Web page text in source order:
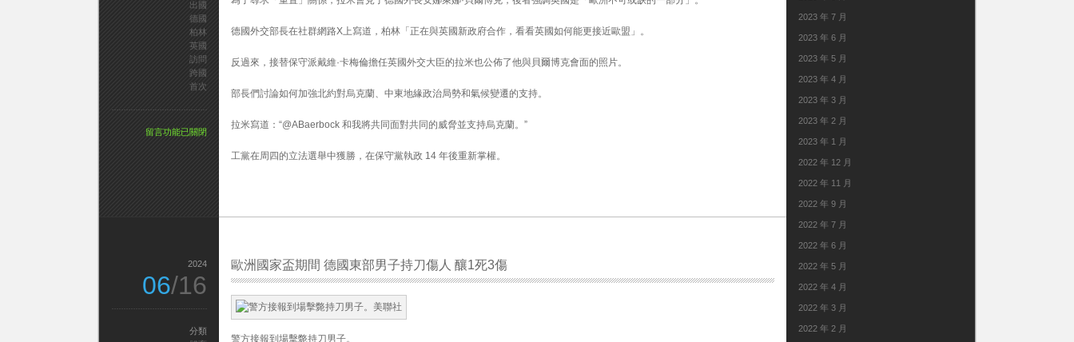
德國外交部長在社群網路X上寫道，柏林「正在與英國新政府合作，看看英國如何能更接近歐盟」。
反過來，接替保守派戴維·卡梅倫擔任英國外交大臣的拉米也公佈了他與貝爾博克會面的照片。
部長們討論如何加強北約對烏克蘭、中東地緣政治局勢和氣候變遷的支持。
拉米寫道：“@ABaerbock 和我將共同面對共同的威脅並支持烏克蘭。”
工黨在周四的立法選舉中獲勝，在保守黨執政 14 年後重新掌權。
出國
德國
柏林
英國
訪問
跨國
首次
在
國
訪
問
留言功能已關閉
歐洲國家盃期間 德國東部男子持刀傷人 釀1死3傷
警方接報到場擊斃持刀男子。
2024
06/16
分類
2023 年 7 月
2023 年 6 月
2023 年 5 月
2023 年 4 月
2023 年 3 月
2023 年 2 月
2023 年 1 月
2022 年 12 月
2022 年 11 月
2022 年 9 月
2022 年 7 月
2022 年 6 月
2022 年 5 月
2022 年 4 月
2022 年 3 月
2022 年 2 月